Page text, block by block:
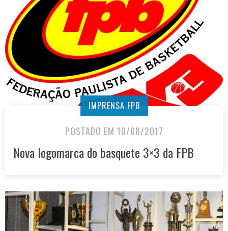
IMPRENSA FPB
POSTADO EM 10/08/2017
Nova logomarca do basquete 3×3 da FPB